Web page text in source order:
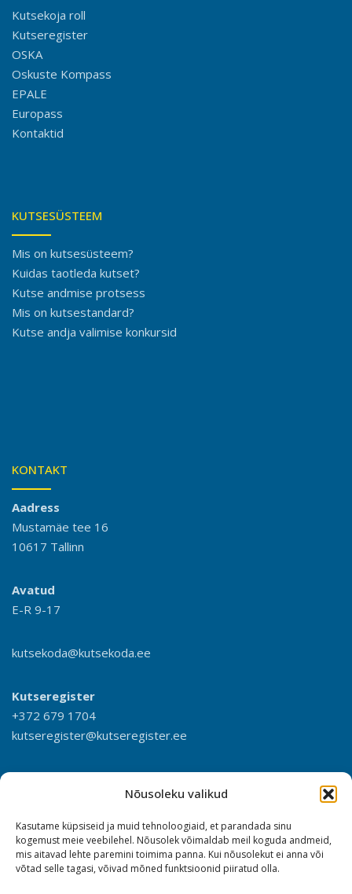
Nõusoleku valikud
Kasutame küpsiseid ja muid tehnoloogiaid, et parandada sinu
kogemust meie veebilehel. Nõusolek võimaldab meil koguda andmeid,
mis aitavad lehte paremini toimima panna. Kui nõusolekut ei anna või
võtad selle tagasi, võivad mõned funktsioonid piiratud olla.
Kutsekoja roll
Kutseregister
OSKA
Oskuste Kompass
EPALE
Europass
Kontaktid
KUTSESÜSTEEM
Mis on kutsesüsteem?
Kuidas taotleda kutset?
Kutse andmise protsess
Mis on kutsestandard?
Kutse andja valimise konkursid
KONTAKT
Aadress
Mustamäe tee 16
10617 Tallinn
Avatud
E-R 9-17
kutsekoda@kutsekoda.ee
Kutseregister
+372 679 1704
kutseregister@kutseregister.ee